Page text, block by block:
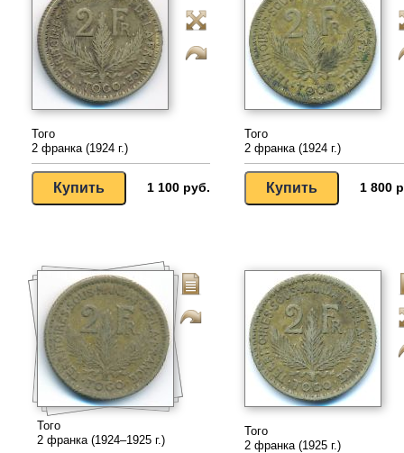
Того
2 франка (1924 г.)
1 100 руб.
Того
2 франка (1924 г.)
1 800
Того
2 франка (1924–1925 г.)
Того
2 франка (1925 г.)